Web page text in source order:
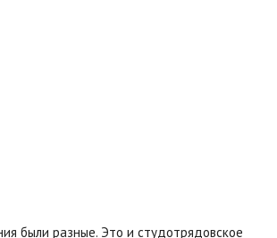
были разные. Это и студотрядовское